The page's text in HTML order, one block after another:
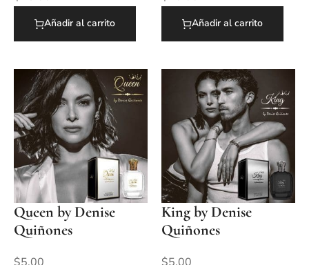
Añadir al carrito Añadir al carrito
Queen by Denise
Quiñones
King by Denise
Quiñones